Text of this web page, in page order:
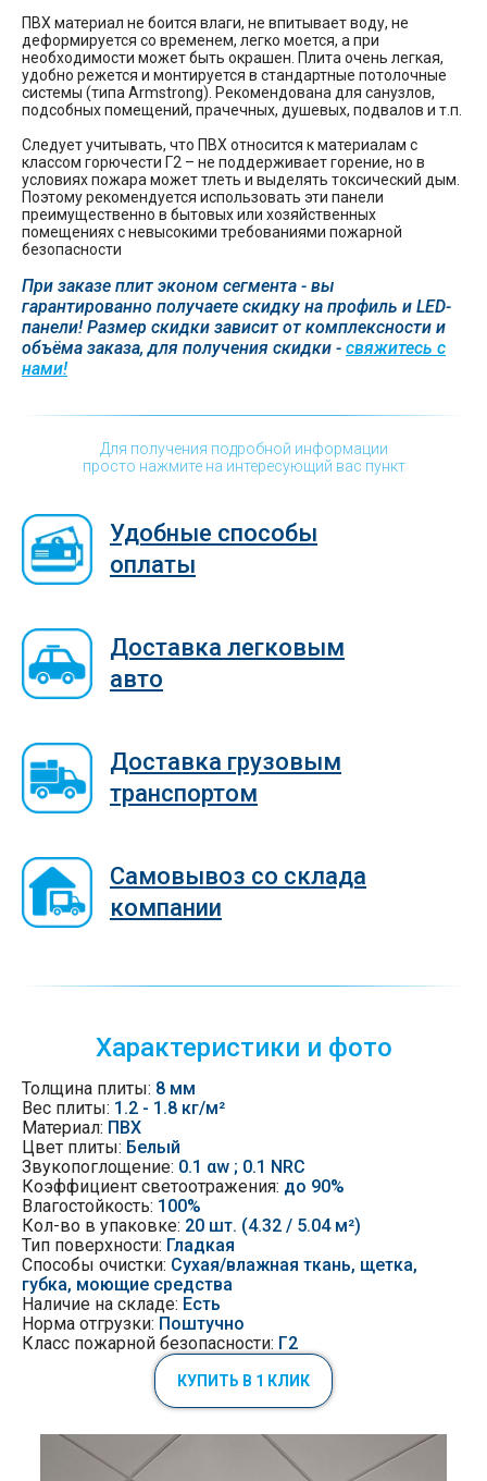
ПВХ материал не боится влаги, не впитывает воду, не
деформируется со временем, легко моется, а при
необходимости может быть окрашен. Плита очень легкая,
удобно режется и монтируется в стандартные потолочные
системы (типа Armstrong). Рекомендована для санузлов,
подсобных помещений, прачечных, душевых, подвалов и т.п.
Следует учитывать, что ПВХ относится к материалам с
классом горючести Г2 – не поддерживает горение, но в
условиях пожара может тлеть и выделять токсический дым.
Поэтому рекомендуется использовать эти панели
преимущественно в бытовых или хозяйственных
помещениях с невысокими требованиями пожарной
безопасности
При заказе плит эконом сегмента - вы
гарантированно получаете скидку на профиль и LED-
панели! Размер скидки зависит от комплексности и
объёма заказа, для получения скидки - свяжитесь с
нами!
Для получения подробной информации
просто нажмите на интересующий вас пункт
Удобные способы
оплаты
Доставка легковым
авто
Доставка грузовым
транспортом
Самовывоз со склада
компании
Характеристики и фото
Толщина плиты: 8 мм
Вес плиты: 1.2 - 1.8 кг/м²
Материал: ПВХ
Цвет плиты: Белый
Звукопоглощение: 0.1 αw ; 0.1 NRC
Коэффициент светоотражения: до 90%
Влагостойкость: 100%
Кол-во в упаковке: 20 шт. (4.32 / 5.04 м²)
Тип поверхности: Гладкая
Способы очистки: Сухая/влажная ткань, щетка,
губка, моющие средства
Наличие на складе: Есть
Норма отгрузки: Поштучно
Класс пожарной безопасности: Г2
КУПИТЬ В 1 КЛИК